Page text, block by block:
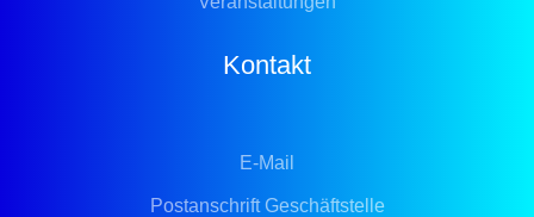
Kontakt
E-Mail
Postanschrift Geschäftstelle